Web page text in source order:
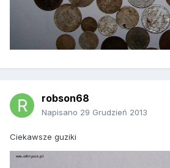
robson68
Napisano 29 Grudzień 2013
Ciekawsze guziki